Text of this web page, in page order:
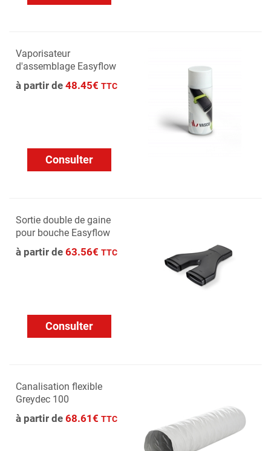
Vaporisateur
d'assemblage Easyflow
à partir de 48.45€ TTC
Consulter
Sortie double de gaine
pour bouche Easyflow
à partir de 63.56€ TTC
Consulter
Canalisation flexible
Greydec 100
à partir de 68.61€ TTC